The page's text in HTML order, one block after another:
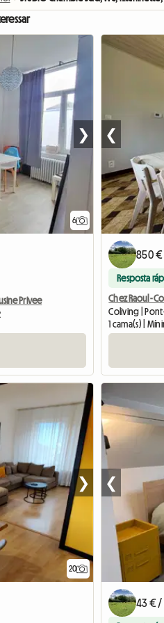
6
❯
Privee
❮
850 €
Resposta
Chez Raoul -
Coliving |
1 cama(s) |
20
❯ ❮
43 € /